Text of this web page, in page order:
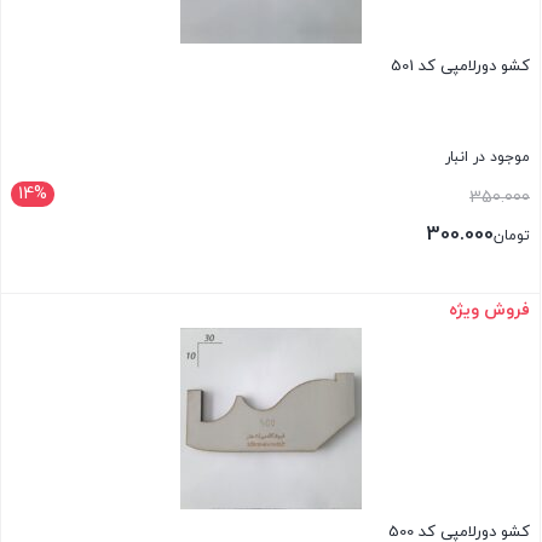
کشو دورلامپی کد 501
موجود در انبار
14% 350.000قیمت
اصلی:
بود.
تومان300.000
فعلی:
بستن
فروش ویژه
کشو دورلامپی کد 500